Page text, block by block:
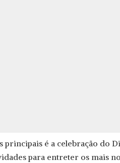
principais é a celebração do
para entreter os mais